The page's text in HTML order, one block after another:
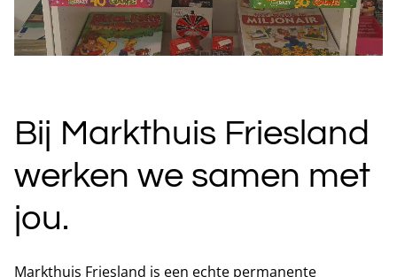
Bij Markthuis Friesland
werken we samen met
jou.
Markthuis Friesland is een echte permanente